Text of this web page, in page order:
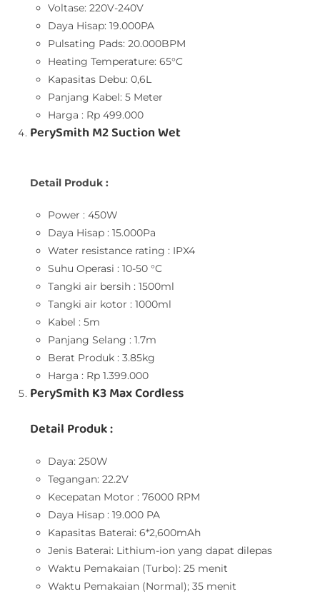
Voltase: 220V-240V
Daya Hisap: 19.000PA
Pulsating Pads: 20.000BPM
Heating Temperature: 65°C
Kapasitas Debu: 0,6L
Panjang Kabel: 5 Meter
Harga : Rp 499.000
PerySmith M2 Suction Wet
Detail Produk :
Power : 450W
Daya Hisap : 15.000Pa
Water resistance rating : IPX4
Suhu Operasi : 10-50 °C
Tangki air bersih : 1500ml
Tangki air kotor : 1000ml
Kabel : 5m
Panjang Selang : 1.7m
Berat Produk : 3.85kg
Harga : Rp 1.399.000
PerySmith K3 Max Cordless
Detail Produk :
Daya: 250W
Tegangan: 22.2V
Kecepatan Motor : 76000 RPM
Daya Hisap : 19.000 PA
Kapasitas Baterai: 6*2,600mAh
Jenis Baterai: Lithium-ion yang dapat dilepas
Waktu Pemakaian (Turbo): 25 menit
Waktu Pemakaian (Normal); 35 menit